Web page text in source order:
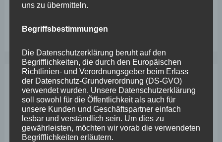
Wefelscheid besichtigt Fort Konstantin
Wefelscheid bei 3-jährigem Jubiläum von Particura
Archiv
April 2026
März 2026
uns zu übermitteln.
Begriffsbestimmungen
Die Datenschutzerklärung beruht auf den
Begrifflichkeiten, die durch den Europäischen
Richtlinien- und Verordnungsgeber beim Erlass
der Datenschutz-Grundverordnung (DS-GVO)
verwendet wurden. Unsere Datenschutzerklärung
soll sowohl für die Öffentlichkeit als auch für
unsere Kunden und Geschäftspartner einfach
lesbar und verständlich sein. Um dies zu
gewährleisten, möchten wir vorab die verwendeten
Begrifflichkeiten erläutern.